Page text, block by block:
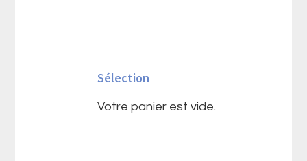
principale
Sélection
Votre panier est vide.